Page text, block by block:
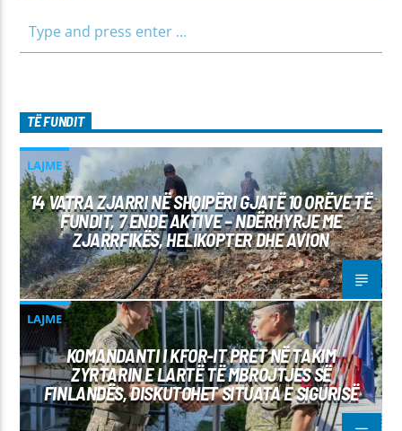
TË FUNDIT
LAJME
14 VATRA ZJARRI NË SHQIPËRI GJATË 10 ORËVE TË
FUNDIT, 7 ENDE AKTIVE – NDËRHYRJE ME
ZJARRFIKËS, HELIKOPTER DHE AVION
LAJME
KOMANDANTI I KFOR-IT PRET NË TAKIM
ZYRTARIN E LARTË TË MBROJTJES SË
FINLANDËS, DISKUTOHET SITUATA E SIGURISË